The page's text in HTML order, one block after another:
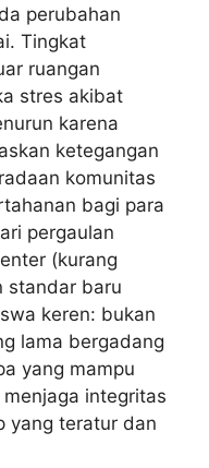
perubahan
Tingkat
ruangan
stres akibat
karena
ketegangan
komunitas
bagi para
pergaulan
(kurang
standar baru
keren: bukan
lama bergadang
yang mampu
integritas
yang teratur dan